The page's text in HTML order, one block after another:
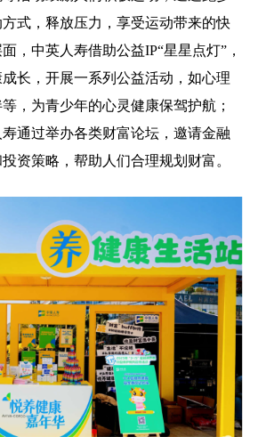
式，释放压力，享受运动带来的快
，中英人寿借助公益IP“星星点灯”，
长，开展一系列公益活动，如心理
，为青少年的心灵健康保驾护航；
通过举办各类财富论坛，邀请金融
资策略，帮助人们合理规划财富。